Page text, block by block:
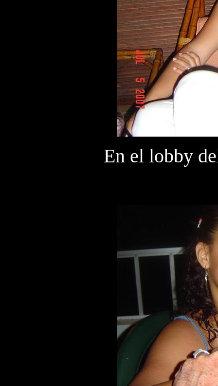
En el lobby